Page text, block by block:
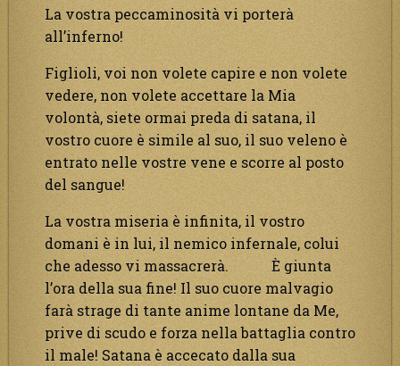
La vostra peccaminosità vi porterà
all’inferno!
Figlioli, voi non volete capire e non volete
vedere, non volete accettare la Mia
volontà, siete ormai preda di satana, il
vostro cuore è simile al suo, il suo veleno è
entrato nelle vostre vene e scorre al posto
del sangue!
La vostra miseria è infinita, il vostro
domani è in lui, il nemico infernale, colui
che adesso vi massacrerà. È giunta
l’ora della sua fine! Il suo cuore malvagio
farà strage di tante anime lontane da Me,
prive di scudo e forza nella battaglia contro
il male! Satana è accecato dalla sua